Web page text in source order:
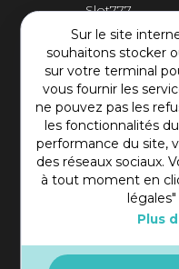
Sur le site
souhaitons stocker
sur votre terminal
vous fournir les
ne pouvez pas les
les fonctionnalités
performance du site,
des réseaux sociaux.
à tout moment en
Plus
Slot777
Rue Mohamed